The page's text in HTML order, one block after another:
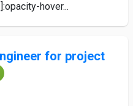
hover...
for project